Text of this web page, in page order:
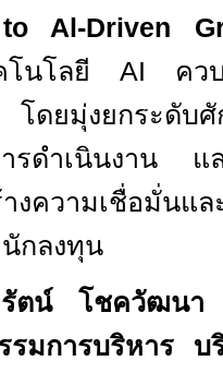
Al-Driven
โนโลยี AI คว
โดยมุ่งยกระดั
รดำเนินงาน แล
งความเชื่อมั่นแ
กลงทุน
รัตน์ โชควัฒนา
รมการบริหาร